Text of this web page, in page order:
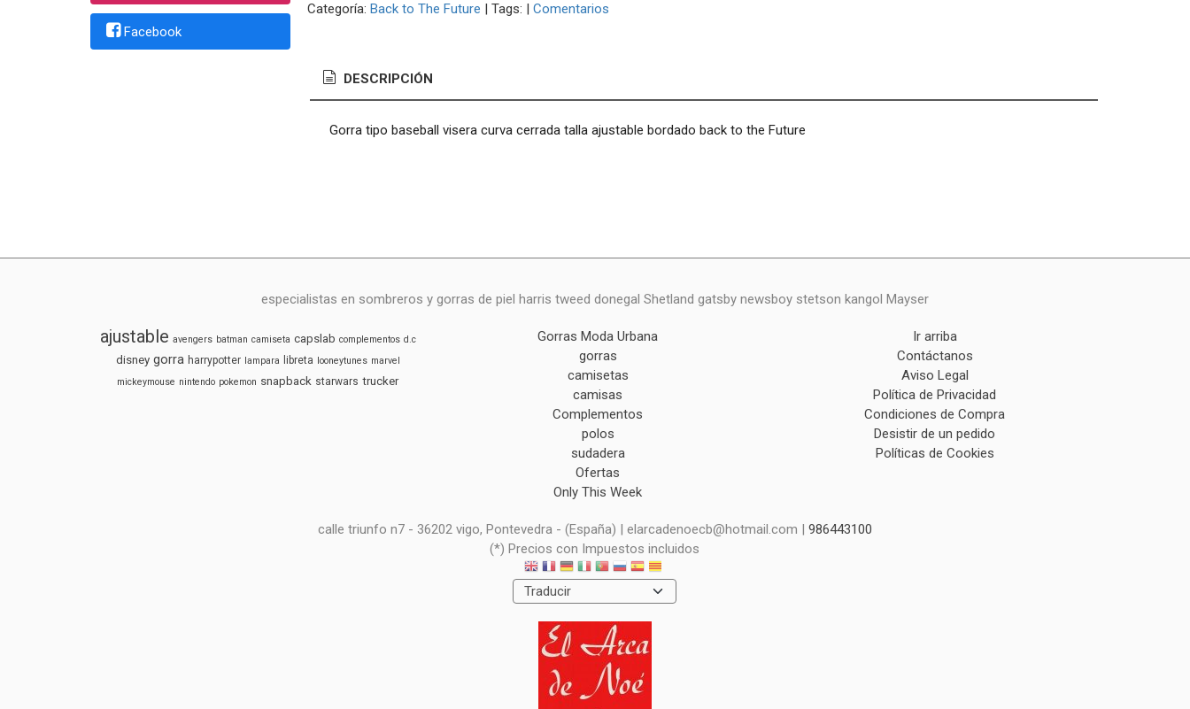
Facebook
Categoría: Back to The Future | Tags: | Comentarios
DESCRIPCIÓN
Gorra tipo baseball visera curva cerrada talla ajustable bordado back to the Future
especialistas en sombreros y gorras de piel harris tweed donegal Shetland gatsby newsboy stetson kangol Mayser
ajustable avengers batman camiseta capslab complementos d.c
disney gorra harrypotter lampara libreta looneytunes marvel
mickeymouse nintendo pokemon snapback starwars trucker
Gorras Moda Urbana
gorras
camisetas
camisas
Complementos
polos
sudadera
Ofertas
Only This Week
Ir arriba
Contáctanos
Aviso Legal
Política de Privacidad
Condiciones de Compra
Desistir de un pedido
Políticas de Cookies
calle triunfo n7 - 36202 vigo, Pontevedra - (España) | elarcadenoecb@hotmail.com | 986443100
(*) Precios con Impuestos incluidos